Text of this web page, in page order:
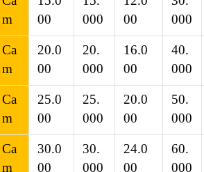
m
00
000
00
000
Ca
m
20.0
00
20.
000
16.0
00
40.
000
Ca
m
25.0
00
25.
000
20.0
00
50.
000
Ca
m
30.0
00
30.
000
24.0
00
60.
000